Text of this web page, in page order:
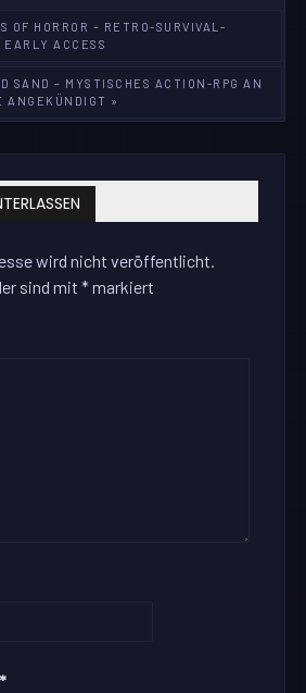
OF HORROR – RETRO-SURVIVAL-
ACCESS
SAND – MYSTISCHES ACTION-RPG AN
»
wird nicht veröffentlicht.
sind mit*markiert
*